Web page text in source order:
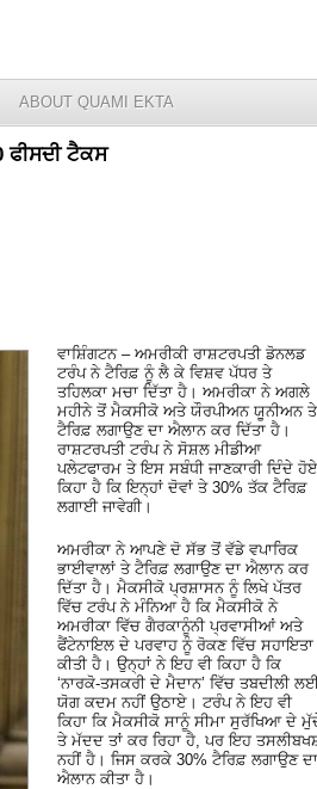
ABOUT QUAMI EKTA
ਟੈਕਸ
ਵਾਸ਼ਿੰਗਟਨ – ਅਮਰੀਕੀ ਰਾਸ਼ਟਰਪਤੀ ਡੋਨਲਡ
ਟਰੰਪ ਨੇ ਟੈਰਿਫ਼ ਨੂੰ ਲੈ ਕੇ ਵਿਸ਼ਵ ਪੱਧਰ ਤੇ
ਤਹਿਲਕਾ ਮਚਾ ਦਿੱਤਾ ਹੈ। ਅਮਰੀਕਾ ਨੇ ਅਗਲੇ
ਮਹੀਨੇ ਤੋਂ ਮੈਕਸੀਕੋ ਅਤੇ ਯੌਰਪੀਅਨ ਯੂਨੀਅਨ ਤੇ
ਟੈਰਿਫ਼ ਲਗਾਉਣ ਦਾ ਐਲਾਨ ਕਰ ਦਿੱਤਾ ਹੈ।
ਰਾਸ਼ਟਰਪਤੀ ਟਰੰਪ ਨੇ ਸੋਸ਼ਲ ਮੀਡੀਆ
ਪਲੇਟਫਾਰਮ ਤੇ ਇਸ ਸਬੰਧੀ ਜਾਣਕਾਰੀ ਦਿੰਦੇ ਹੋਏ
ਕਿਹਾ ਹੈ ਕਿ ਇਨ੍ਹਾਂ ਦੋਵਾਂ ਤੇ 30% ਤੱਕ ਟੈਰਿਫ਼
ਲਗਾਈ ਜਾਵੇਗੀ।
ਅਮਰੀਕਾ ਨੇ ਆਪਣੇ ਦੋ ਸੱਭ ਤੋਂ ਵੱਡੇ ਵਪਾਰਿਕ
ਭਾਈਵਾਲਾਂ ਤੇ ਟੈਰਿਫ਼ ਲਗਾਉਣ ਦਾ ਐਲਾਨ ਕਰ
ਦਿੱਤਾ ਹੈ। ਮੈਕਸੀਕੋ ਪ੍ਰਸ਼ਾਸਨ ਨੂੰ ਲਿਖੇ ਪੱਤਰ
ਵਿੱਚ ਟਰੰਪ ਨੇ ਮੰਨਿਆ ਹੈ ਕਿ ਮੈਕਸੀਕੋ ਨੇ
ਅਮਰੀਕਾ ਵਿੱਚ ਗੈਰਕਾਨੂੰਨੀ ਪ੍ਰਵਾਸੀਆਂ ਅਤੇ
ਫੈਂਟੇਨਾਇਲ ਦੇ ਪਰਵਾਹ ਨੂੰ ਰੋਕਣ ਵਿੱਚ ਸਹਾਇਤਾ
ਕੀਤੀ ਹੈ। ਉਨ੍ਹਾਂ ਨੇ ਇਹ ਵੀ ਕਿਹਾ ਹੈ ਕਿ
‘ਨਾਰਕੋ-ਤਸਕਰੀ ਦੇ ਮੈਦਾਨ’ ਵਿੱਚ ਤਬਦੀਲੀ
ਯੋਗ ਕਦਮ ਨਹੀਂ ਉਠਾਏ। ਟਰੰਪ ਨੇ ਇਹ ਵੀ
ਕਿਹਾ ਕਿ ਮੈਕਸੀਕੋ ਸਾਨੂੰ ਸੀਮਾ ਸੁਰੱਖਿਆ ਦੇ
ਤੇ ਮੱਦਦ ਤਾਂ ਕਰ ਰਿਹਾ ਹੈ, ਪਰ ਇਹ
ਨਹੀਂ ਹੈ। ਜਿਸ ਕਰਕੇ 30% ਟੈਰਿਫ਼ ਲਗਾਉਣ ਦਾ
ਐਲਾਨ ਕੀਤਾ ਹੈ।